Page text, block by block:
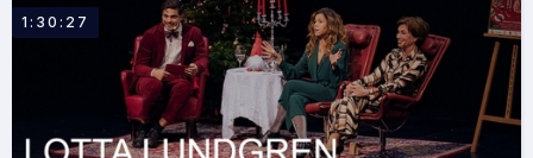
1:30:27